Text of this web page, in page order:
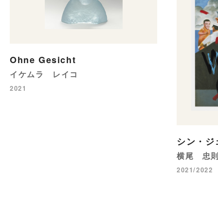
Ohne Gesicht
イケムラ レイコ
2021
シン・
横尾 忠
2021/2022